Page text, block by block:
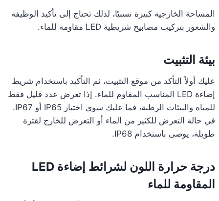
المساحة الخارجية كبيرة نسبيًا، لذلك تحتاج إلى تأكيد الوظيفة
والشعور بتركيب مصابيح شريطية LED مقاومة للماء.
بيئة التثبيت
عليك أولاً التأكد من موقع التثبيت، ثم التأكيد باستخدام شريط
إضاءة LED المناسب المقاوم للماء. إذا تعرض عدد قليل فقط
للمياه والبيئات الرطبة، فما عليك سوى اختيار IP65 أو IP67.
في حالة التعرض للكثير من الماء أو التعرض للخارج لفترة
طويلة، يوصى باستخدام IP68.
درجة حرارة اللون لشرائط إضاءة LED
المقاومة للماء